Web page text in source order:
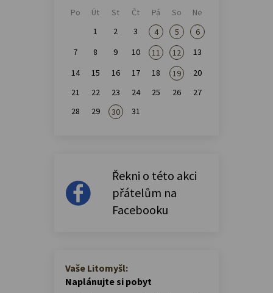
Po Út St Čt Pá So
Ne
1
2 3 4 5
6
7
8 9 10 11 12
13
14
15 16 17 18 19
20
21
22 23 24 25 26
27
28
29 30 31
Řekni o této akci
přátelům na
Facebooku
Vaše Litomyšl:
Naplánujte si pobyt